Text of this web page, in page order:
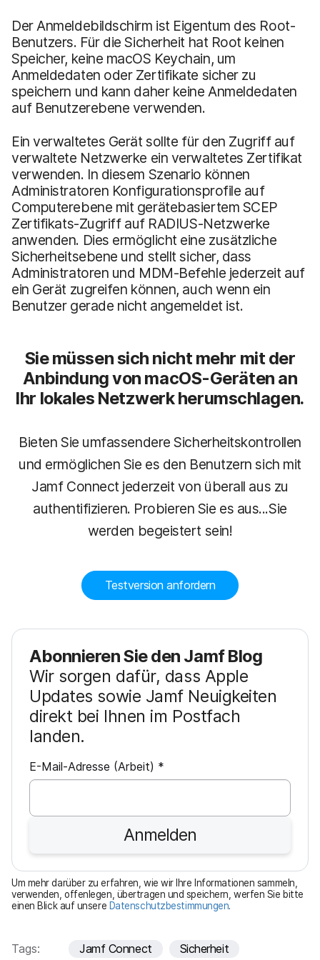
Der Anmeldebildschirm ist Eigentum des Root-
Benutzers. Für die Sicherheit hat Root keinen
Speicher, keine macOS Keychain, um
Anmeldedaten oder Zertifikate sicher zu
speichern und kann daher keine Anmeldedaten
auf Benutzerebene verwenden.
Ein verwaltetes Gerät sollte für den Zugriff auf
verwaltete Netzwerke ein verwaltetes Zertifikat
verwenden. In diesem Szenario können
Administratoren Konfigurationsprofile auf
Computerebene mit gerätebasiertem SCEP
Zertifikats-Zugriff auf RADIUS-Netzwerke
anwenden. Dies ermöglicht eine zusätzliche
Sicherheitsebene und stellt sicher, dass
Administratoren und MDM-Befehle jederzeit auf
ein Gerät zugreifen können, auch wenn ein
Benutzer gerade nicht angemeldet ist.
Sie müssen sich nicht mehr mit der
Anbindung von macOS-Geräten an
Ihr lokales Netzwerk herumschlagen.
Bieten Sie umfassendere Sicherheitskontrollen
und ermöglichen Sie es den Benutzern sich mit
Jamf Connect jederzeit von überall aus zu
authentifizieren. Probieren Sie es aus...Sie
werden begeistert sein!
Testversion anfordern
Abonnieren Sie den Jamf Blog
Wir sorgen dafür, dass Apple
Updates sowie Jamf Neuigkeiten
direkt bei Ihnen im Postfach
landen.
E-Mail-Adresse (Arbeit) *P
f
i
c
h
t
f
e
Anmelden
Um mehr darüber zu erfahren, wie wir Ihre Informationen sammeln,
verwenden, offenlegen, übertragen und speichern, werfen Sie bitte
einen Blick auf unsere Datenschutzbestimmungen.
Tags: Jamf Connect Sicherheit